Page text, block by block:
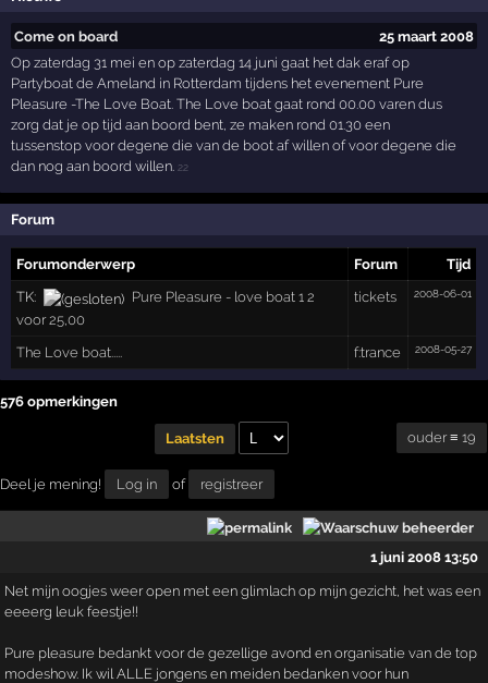
Come on board
25 maart 2008
Op zaterdag 31 mei en op zaterdag 14 juni gaat het dak eraf op
Partyboat de Ameland in Rotterdam tijdens het evenement Pure
Pleasure -The Love Boat. The Love boat gaat rond 00.00 varen dus
zorg dat je op tijd aan boord bent, ze maken rond 01.30 een
tussenstop voor degene die van de boot af willen of voor degene die
dan nog aan boord willen. 22
Forum
Forumonderwerp Forum
Tijd
TK:
Pure Pleasure - love boat 1 2
voor 25,00
tickets 2008-06-01
The Love boat..... f:trance 2008-05-27
576 opmerkingen
Laatsten ouder ≡ 19
Deel je mening! Log in of registreer
1 juni 2008 13:50
Net mijn oogjes weer open met een glimlach op mijn gezicht, het was een
eeeerg leuk feestje!!
Pure pleasure bedankt voor de gezellige avond en organisatie van de top
modeshow. Ik wil ALLE jongens en meiden bedanken voor hun